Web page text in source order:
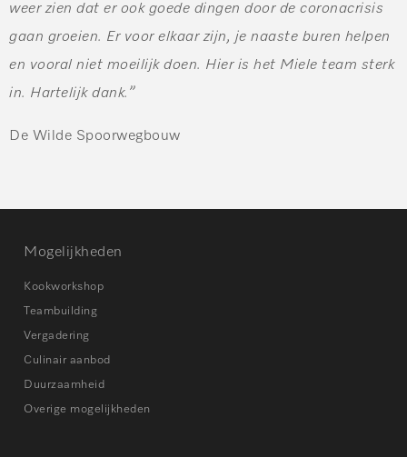
weer zien dat er ook goede dingen door de coronacrisis
gaan groeien. Er voor elkaar zijn, je naaste buren helpen
en vooral niet moeilijk doen. Hier is het Miele team sterk
in. Hartelijk dank.”
De Wilde Spoorwegbouw
Mogelijkheden
Kookworkshop
Teambuilding
Vergadering
Culinair aanbod
Duurzaamheid
Overige mogelijkheden